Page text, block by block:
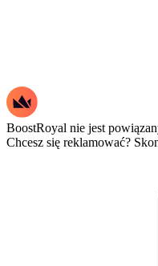
BoostRoyal nie jest
Chcesz się reklamować?